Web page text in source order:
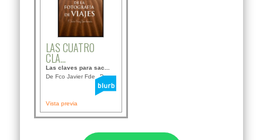
LAS CUATRO
CLA...
Las claves para sac...
De Fco Javier Fdez B...
Vista previa